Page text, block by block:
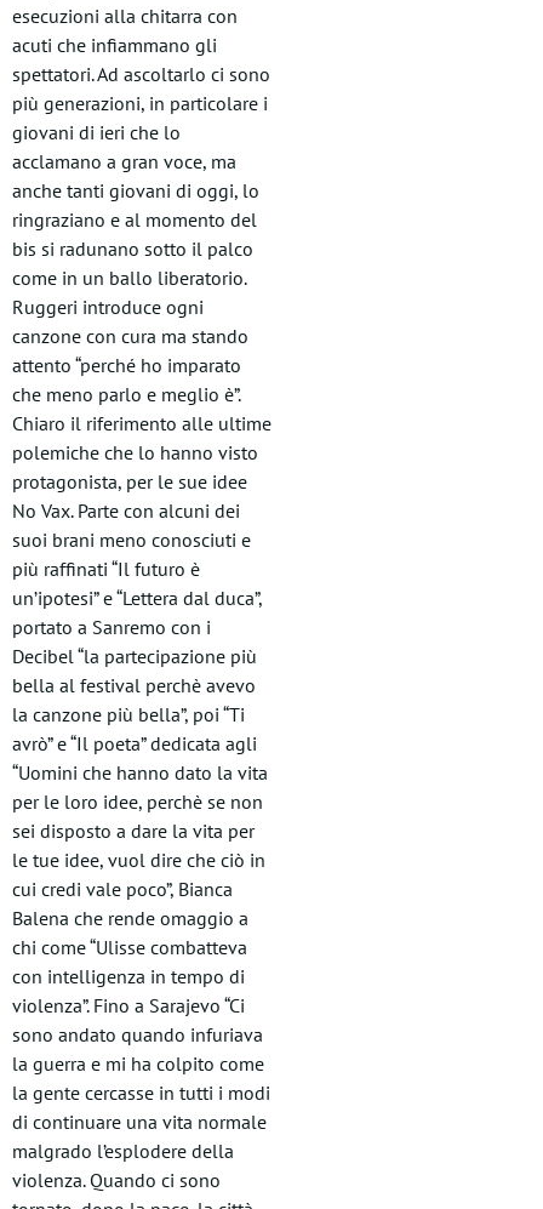
esecuzioni alla chitarra con
acuti che infiammano gli
spettatori. Ad ascoltarlo ci sono
più generazioni, in particolare i
giovani di ieri che lo
acclamano a gran voce, ma
anche tanti giovani di oggi, lo
ringraziano e al momento del
bis si radunano sotto il palco
come in un ballo liberatorio.
Ruggeri introduce ogni
canzone con cura ma stando
attento “perché ho imparato
che meno parlo e meglio è”.
Chiaro il riferimento alle ultime
polemiche che lo hanno visto
protagonista, per le sue idee
No Vax. Parte con alcuni dei
suoi brani meno conosciuti e
più raffinati “Il futuro è
un’ipotesi” e “Lettera dal duca”,
portato a Sanremo con i
Decibel “la partecipazione più
bella al festival perchè avevo
la canzone più bella”, poi “Ti
avrò” e “Il poeta” dedicata agli
“Uomini che hanno dato la vita
per le loro idee, perchè se non
sei disposto a dare la vita per
le tue idee, vuol dire che ciò in
cui credi vale poco”, Bianca
Balena che rende omaggio a
chi come “Ulisse combatteva
con intelligenza in tempo di
violenza”. Fino a Sarajevo “Ci
sono andato quando infuriava
la guerra e mi ha colpito come
la gente cercasse in tutti i modi
di continuare una vita normale
malgrado l’esplodere della
violenza. Quando ci sono